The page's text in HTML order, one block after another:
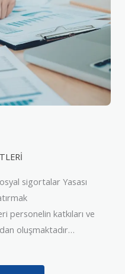
sigortalar Yasası
personelin katkıları ve
oluşmaktadır…